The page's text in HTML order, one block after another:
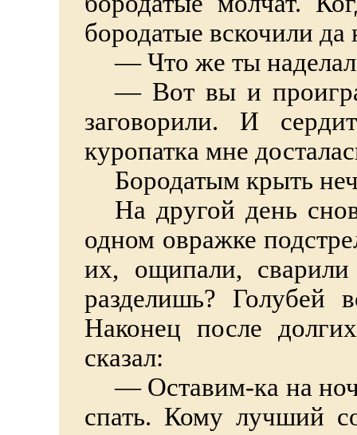
бородатые вскочили да
—Что же ты
— Вот вы и
заговорили. И
куропатка мне
Бородатым крыть
На другой день
одном овражке
их, ощипали,
разделишь? Голубей
Наконец после
сказал:
— Оставим-ка на
спать. Кому лучший